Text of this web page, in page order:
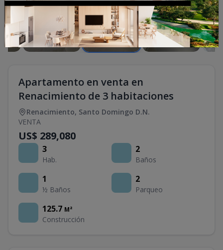
Apartamento en venta en
Renacimiento de 3 habitaciones
Renacimiento, Santo Domingo D.N.
VENTA
US$ 289,080
3
Hab.
2
Baños
1
½ Baños
2
Parqueo
125.7 M²
Construcción